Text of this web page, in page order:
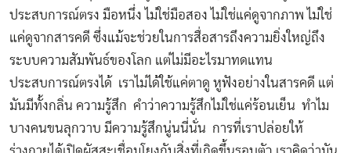
ประสบการณ์ตรง มือหนึ่ง ไม่ใช่มือสอง ไม่ใช่แค่ดูจากภาพ ไม่ใช่
แค่ดูจากสารคดี ซึ่งแม้จะช่วยในการสื่อสารถึงความยิ่งใหญ่ถึง
ระบบความสัมพันธ์ของโลก แต่ไม่มีอะไรมาทดแทน
ประสบการณ์ตรงได้ เราไม่ได้ใช้แค่ตาดู หูฟังอย่างในสารคดี แต่
มันมีทั้งกลิ่น ความรู้สึก คำว่าความรู้สึกไม่ใช่แค่ร้อนเย็น ทำไม
บางคนขนลุกวาบ มีความรู้สึกนู่นนี่นั่น การที่เราปล่อยให้